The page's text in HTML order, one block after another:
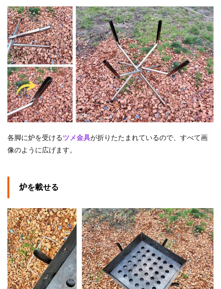
各脚に炉を受けるツメ金具が折りたたまれているので、すべて画
像のように広げます。
炉を載せる